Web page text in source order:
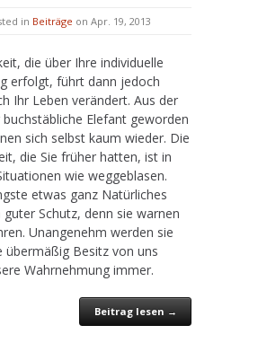
in Beiträge on Apr. 19, 2013
die über Ihre individuelle
erfolgt, führt dann jedoch
Ihr Leben verändert. Aus der
Elefant geworden
sich selbst kaum wieder. Die
die Sie früher hatten, ist in
wie weggeblasen.
etwas ganz Natürliches
Schutz, denn sie warnen
Unangenehm werden sie
übermäßig Besitz von uns
Wahrnehmung immer.
Beitrag lesen →